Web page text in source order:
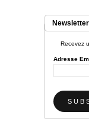
Newsletter
Recevez
Adresse